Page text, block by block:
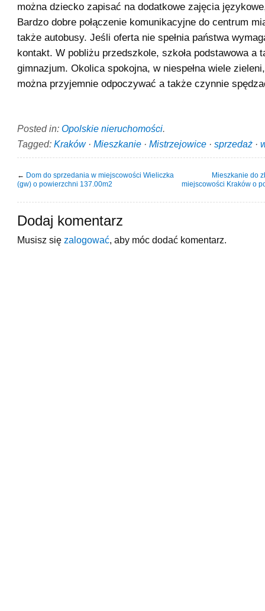
można dziecko zapisać na dodatkowe zajęcia
Bardzo dobre połączenie komunikacyjne do centrum
także autobusy. Jeśli oferta nie spełnia państwa
kontakt. W pobliżu przedszkole, szkoła podstawowa a
gimnazjum. Okolica spokojna, w niespełna wiele
można przyjemnie odpoczywać a także czynnie
Posted in: Opolskie nieruchomości.
Tagged: Kraków· Mieszkanie · Mistrzejowice · sprzedaż ·
← Dom do sprzedania w miejscowości Wieliczka
(gw) o powierzchni 137.00m2
Mieszkanie do
miejscowości Kraków o
Dodaj komentarz
Musisz się zalogować , aby móc dodać komentarz.